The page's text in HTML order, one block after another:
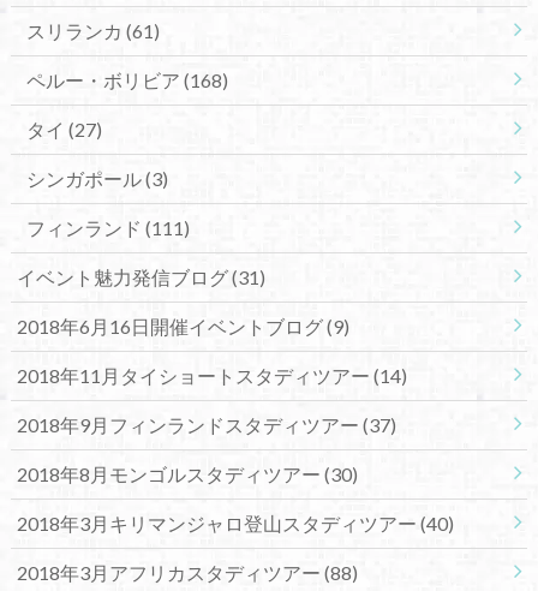
スリランカ (61)
ペルー・ボリビア (168)
タイ (27)
シンガポール(3)
フィンランド (111)
イベント魅力発信ブログ(31)
2018年6月16日開催イベントブログ(9)
2018年11月タイショートスタディツアー (14)
2018年9月フィンランドスタディツアー (37)
2018年8月モンゴルスタディツアー (30)
2018年3月キリマンジャロ登山スタディツアー (40)
2018年3月アフリカスタディツアー (88)